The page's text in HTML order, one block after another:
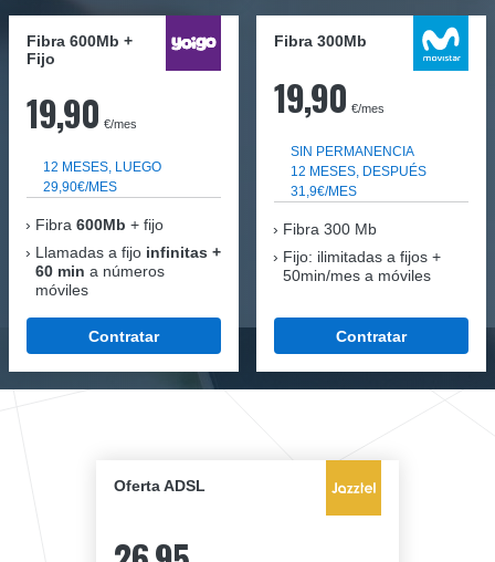
Fibra 600Mb +
Fijo
19,90 €/mes
12 MESES, LUEGO
29,90€/MES
Fibra 600Mb + fijo
Llamadas a fijo infinitas +
60 min a números
móviles
Contratar
Fibra 300Mb
19,90 €/mes
SIN PERMANENCIA
12 MESES, DESPUÉS
31,9€/MES
Fibra 300 Mb
Fijo: ilimitadas a fijos +
50min/mes a móviles
Contratar
Oferta ADSL